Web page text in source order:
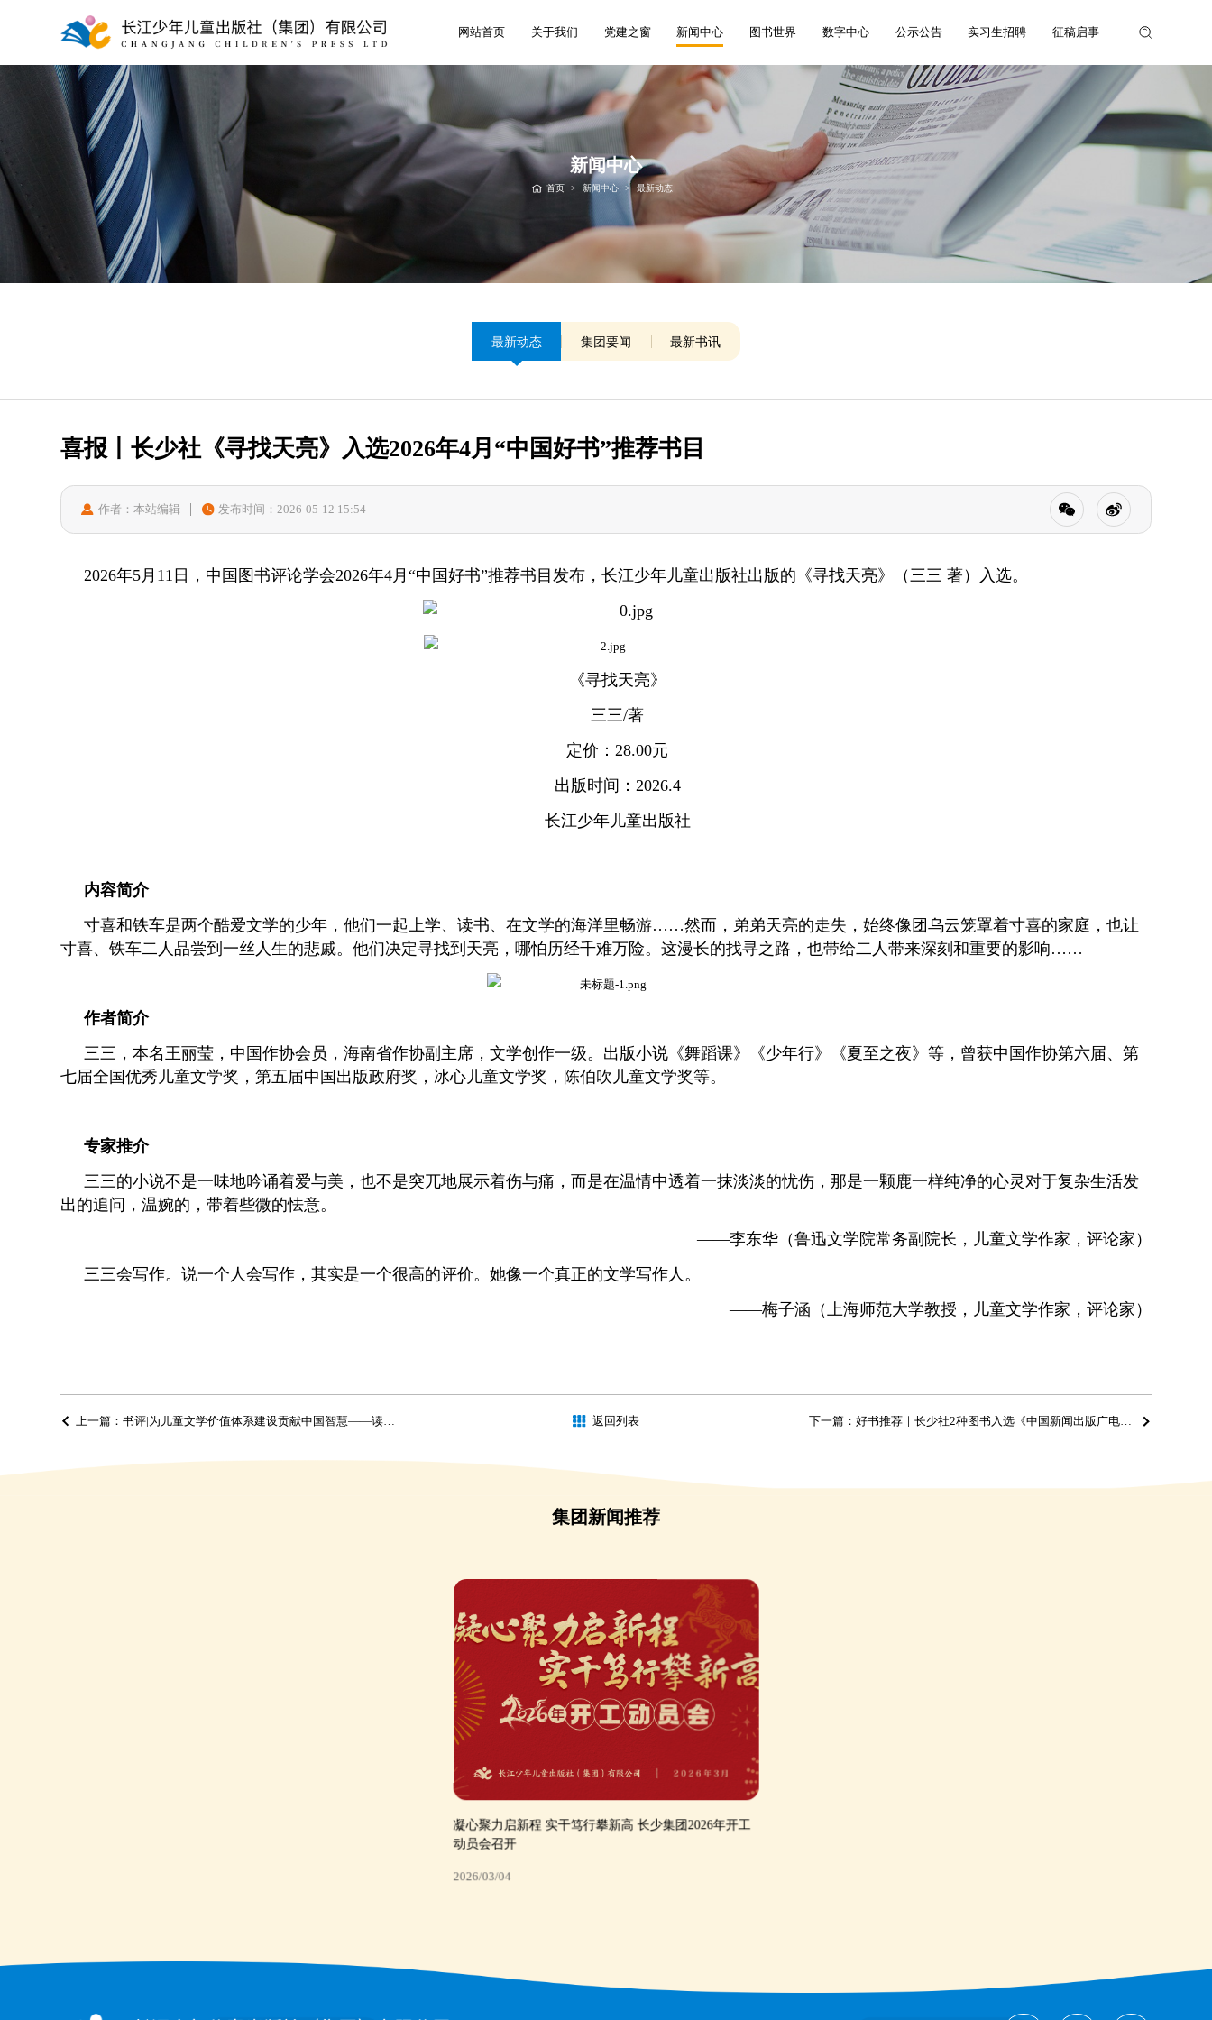
网站首页 关于我们 党建之窗 新闻中心 图书世界 数字中心 公示公告 实习生招聘 征稿启事
新闻中心
首页 > 新闻中心 > 最新动态
最新动态 集团要闻 最新书讯
喜报丨长少社《寻找天亮》入选2026年4月“中国好书”推荐书目
作者：本站编辑 发布时间：2026-05-12 15:54
2026年5月11日，中国图书评论学会2026年4月“中国好书”推荐书目发布，长江少年儿童出版社出版的《寻找天亮》（三三 著）入选。
《寻找天亮》
三三/著
定价：28.00元
出版时间：2026.4
长江少年儿童出版社
内容简介
寸喜和铁车是两个酷爱文学的少年，他们一起上学、读书、在文学的海洋里畅游……然而，弟弟天亮的走失，始终像团乌云笼罩着寸喜的家庭，也让
寸喜、铁车二人品尝到一丝人生的悲戚。他们决定寻找到天亮，哪怕历经千难万险。这漫长的找寻之路，也带给二人带来深刻和重要的影响……
作者简介
三三，本名王丽莹，中国作协会员，海南省作协副主席，文学创作一级。出版小说《舞蹈课》《少年行》《夏至之夜》等，曾获中国作协第六届、第
七届全国优秀儿童文学奖，第五届中国出版政府奖，冰心儿童文学奖，陈伯吹儿童文学奖等。
专家推介
三三的小说不是一味地吟诵着爱与美，也不是突兀地展示着伤与痛，而是在温情中透着一抹淡淡的忧伤，那是一颗鹿一样纯净的心灵对于复杂生活发
出的追问，温婉的，带着些微的怯意。
——李东华（鲁迅文学院常务副院长，儿童文学作家，评论家）
三三会写作。说一个人会写作，其实是一个很高的评价。她像一个真正的文学写作人。
——梅子涵（上海师范大学教授，儿童文学作家，评论家）
上一篇：书评|为儿童文学价值体系建设贡献中国智慧——读《儿童文学批评价值体系研究》 返回列表 下一篇：好书推荐｜长少社2种图书入选《中国新闻出版广电报》3—4月优秀畅销书排行榜
集团新闻推荐
凝心聚力启新程 实干笃行攀新高 长少集团2026年开工
动员会召开
2026/03/04
凝心聚力启新程 实干笃行攀新高 长少集团2026年开工